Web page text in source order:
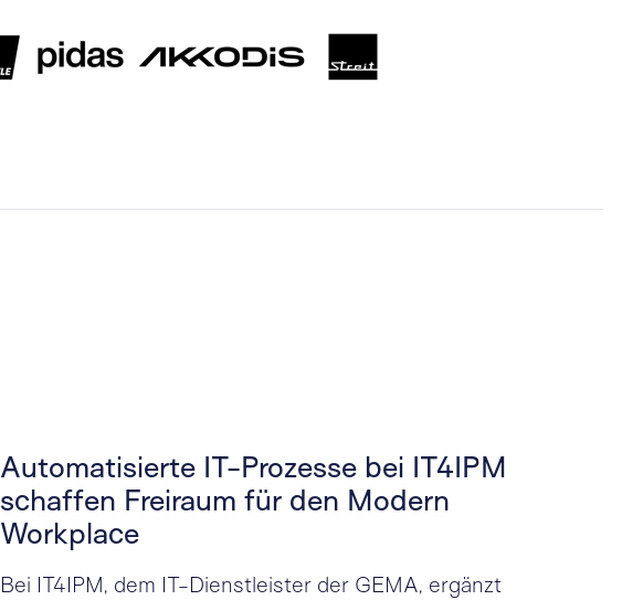
Automatisierte IT-Prozesse bei IT4IPM
schaffen Freiraum für den Modern
Workplace
Bei IT4IPM, dem IT-Dienstleister der GEMA, ergänzt